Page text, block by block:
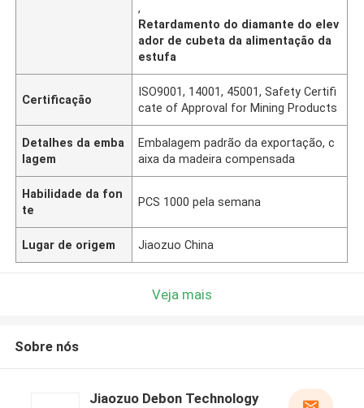
,
Retardamento do diamante do elev
ador de cubeta da alimentação da
estufa
Certificação
ISO9001, 14001, 45001, Safety Certifi
cate of Approval for Mining Products
Detalhes da emba
lagem
Embalagem padrão da exportação, c
aixa da madeira compensada
Habilidade da fon
te
PCS 1000 pela semana
Lugar de origem Jiaozuo China
Veja mais
Sobre nós
Jiaozuo Debon Technology